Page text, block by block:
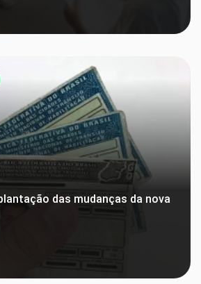
das mudanças da nova